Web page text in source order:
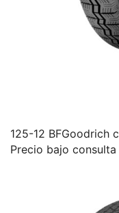
125-12 BFGoodrich
Precio bajo